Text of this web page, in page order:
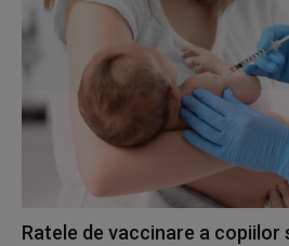
Ratele de vaccinare a copiilor